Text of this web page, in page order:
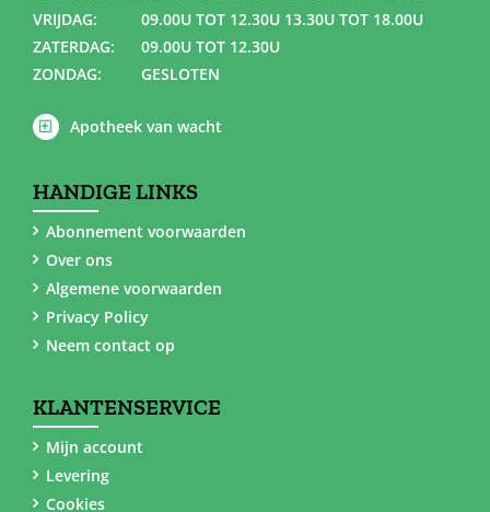
VRIJDAG:
09.00U TOT 12.30U 13.30U TOT 18.00U
ZATERDAG:
09.00U TOT 12.30U
ZONDAG:
GESLOTEN
Apotheek van wacht
HANDIGE LINKS
Abonnement voorwaarden
Over ons
Algemene voorwaarden
Privacy Policy
Neem contact op
KLANTENSERVICE
Mijn account
Levering
Cookies